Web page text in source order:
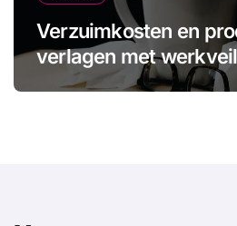
Verzuimkosten en
verlagen met
MKB